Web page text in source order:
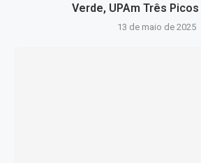
Verde, UPAm Três
13 de maio de 2025